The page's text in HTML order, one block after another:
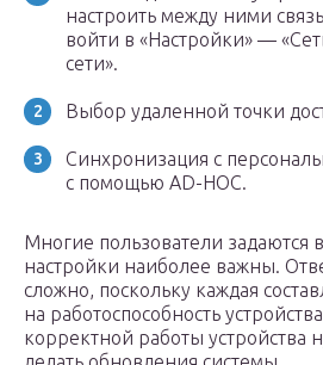
настроить между ними
войти в «Настройки» —
сети».
Выбор удаленной точки
Синхронизация с
с помощью AD-HOC.
Многие пользователи задаются
настройки наиболее важны.
сложно, поскольку каждая
на работоспособность
корректной работы устройства